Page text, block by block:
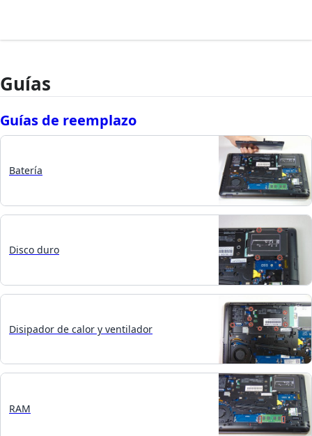
Guías
Guías de reemplazo
Batería
Disco duro
Disipador de calor y ventilador
RAM